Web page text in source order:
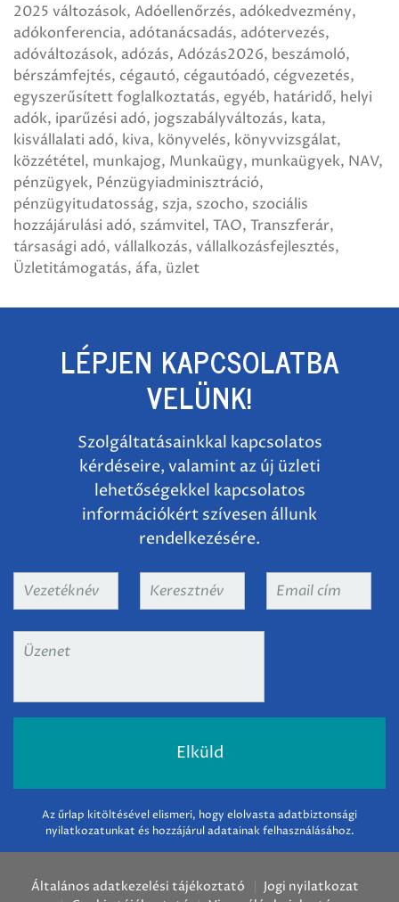
2025 változások Adóellenőrzés adókedvezmény
adókonferencia adótanácsadás adótervezés
adóváltozások adózás Adózás2026 beszámoló
bérszámfejtés cégautó cégautóadó cégvezetés
egyszerűsített foglalkoztatás egyéb határidő helyi
adók iparűzési adó jogszabályváltozás kata
kisvállalati adó kiva könyvelés könyvvizsgálat
közzététel munkajog Munkaügy munkaügyek NAV
pénzügyek Pénzügyiadminisztráció
pénzügyitudatosság szja szocho szociális
hozzájárulási adó számvitel TAO Transzferár
társasági adó vállalkozás vállalkozásfejlesztés
Üzletitámogatás áfa üzlet
LÉPJEN KAPCSOLATBA
VELÜNK!
Szolgáltatásainkkal kapcsolatos
kérdéseire, valamint az új üzleti
lehetőségekkel kapcsolatos
információkért szívesen állunk
rendelkezésére.
Vezetéknév Keresztnév
Email
Üzenet
Az űrlap kitöltésével elismeri, hogy elolvasta adatbiztonsági
nyilatkozatunkat és hozzájárul adatainak felhasználásához.
Általános adatkezelési tájékoztató
Jogi nyilatkozat